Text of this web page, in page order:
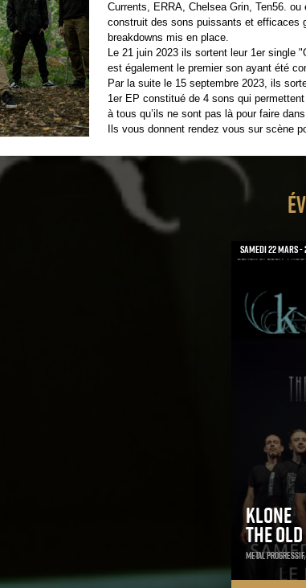
Currents, ERRA, Chelsea Grin, Ten56.
construit des sons puissants et efficaces
breakdowns mis en place.
Le 21 juin 2023 ils sortent leur 1er single
est également le premier son ayant été
Par la suite le 15 septembre 2023, ils
1er EP constitué de 4 sons qui
à tous qu’ils ne sont pas là pour faire
Ils vous donnent rendez vous sur scène
samedi 22 mars -
Klone
The
Metal progressif,